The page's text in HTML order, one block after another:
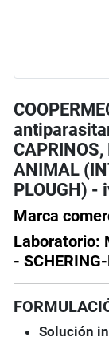
ANIMAL
PLOUGH) -
Marca
Laboratorio:
-
Solución